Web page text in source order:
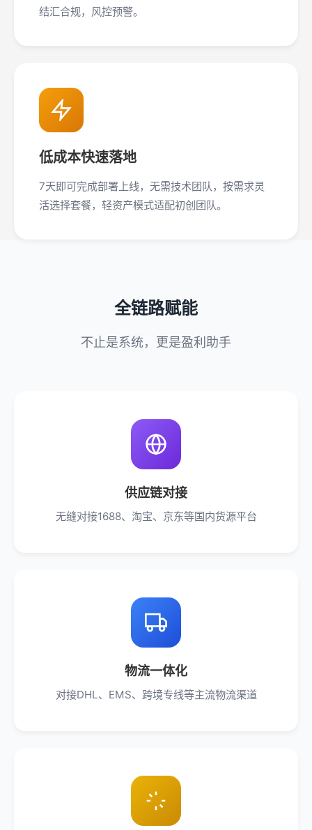
结汇合规，风控预警。
低成本快速落地
7天即可完成部署上线，无需技术团队，按需求灵
活选择套餐，轻资产模式适配初创团队。
全链路赋能
不止是系统，更是盈利助手
供应链对接
无缝对接1688、淘宝、京东等国内货源平台
物流一体化
对接DHL、EMS、跨境专线等主流物流渠道